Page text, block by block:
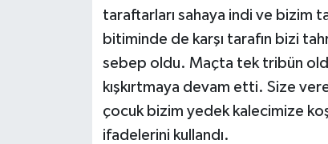
taraftarları sahaya indi ve bizim
bitiminde de karşı tarafın bizi
sebep oldu. Maçta tek tribün
kışkırtmaya devam etti. Size
çocuk bizim yedek kalecimize
ifadelerini kullandı.